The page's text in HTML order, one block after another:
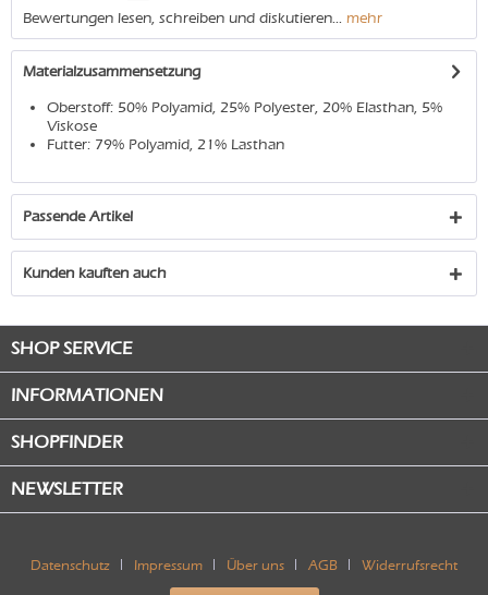
Bewertungen lesen, schreiben und diskutieren... mehr
Materialzusammensetzung
Oberstoff: 50% Polyamid, 25% Polyester, 20% Elasthan, 5%
Viskose
Futter: 79% Polyamid, 21% Lasthan
Passende Artikel
Kunden kauften auch
SHOP SERVICE
INFORMATIONEN
SHOPFINDER
NEWSLETTER
Datenschutz Impressum Über uns AGB Widerrufsrecht